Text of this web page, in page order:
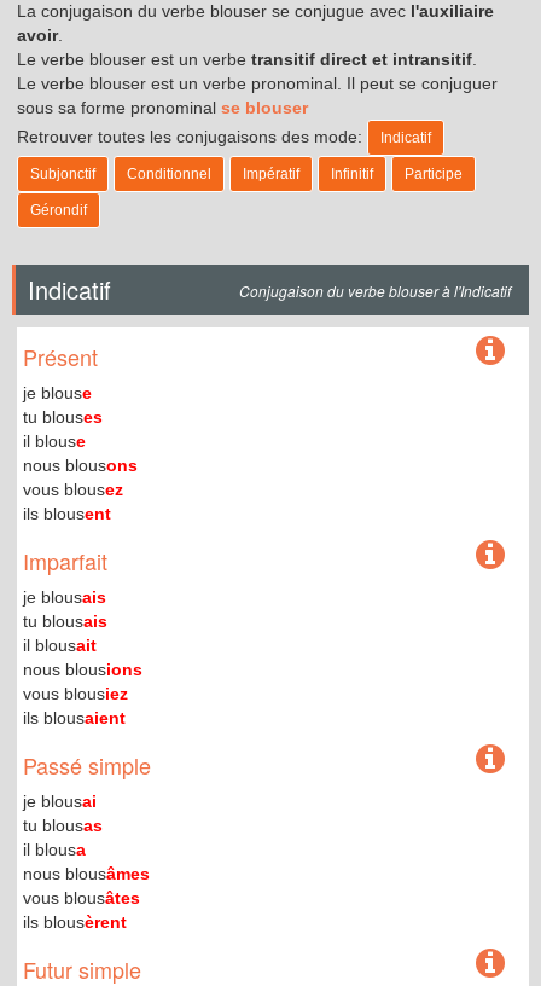
La conjugaison du verbe blouser se conjugue avec l'auxiliaire
avoir.
Le verbe blouser est un verbe transitif direct et intransitif
Le verbe blouser est un verbe pronominal. Il peut se conjuguer
sous sa forme pronominal se blouser
Retrouver toutes les conjugaisons des mode:
Indicatif
Subjonctif Conditionnel Impératif Infinitif Participe
Gérondif
Indicatif Conjugaison du verbe blouser à l'Indicatif
Présent
je blouse
tu blouses
il blouse
nous blousons
vous blousez
ils blousent
Imparfait
je blousais
tu blousais
il blousait
nous blousions
vous blousiez
ils blousaient
Passé simple
je blousai
tu blousas
il blousa
nous blousâmes
vous blousâtes
ils blousèrent
Futur simple